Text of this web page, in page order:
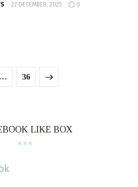
22 DECEMBER, 2025 0
… 36
>
LIKE BOX